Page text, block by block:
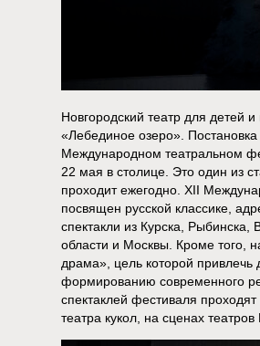
Новгородский театр для детей
«Лебединое озеро».
Международном театральном
22 мая в столице. Это один из
проходит ежегодно. XII
посвящен русской классике,
спектакли из Курска, Рыбинска,
области и Москвы. Кроме того,
драма», цель которой привлечь
формированию современного
спектаклей фестиваля
театра кукол, на сценах